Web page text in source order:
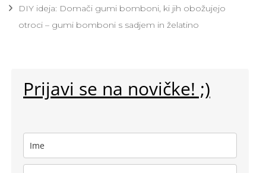
DIY ideja: Domači gumi bomboni, ki jih obožujejo
otroci – gumi bomboni s sadjem in želatino
Prijavi se na novičke! ;)